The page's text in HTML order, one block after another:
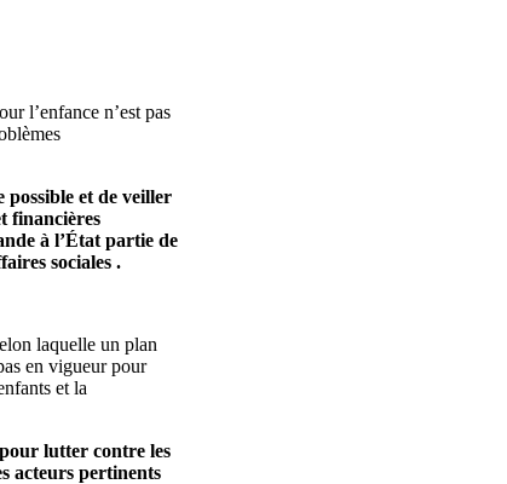
l’enfance n’est pas
et de veiller
financières
à l’État partie de
sociales .
laquelle un plan
en vigueur pour
et la
lutter contre les
acteurs pertinents